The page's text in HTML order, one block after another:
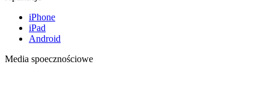
iPhone
iPad
Android
Media spoecznościowe